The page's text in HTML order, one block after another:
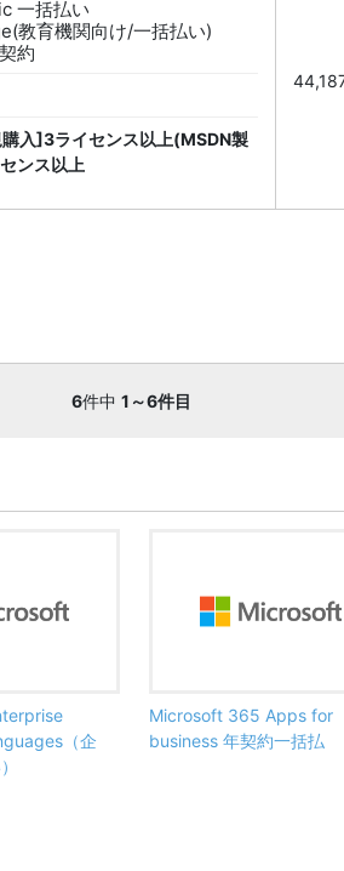
一括払い
教育機関向け/一括払い)
約
入]3ライセンス以上(MSDN製
ンス以上
6件中 1～6件目
（企
Microsoft 365 Apps for
business 年契約一括払